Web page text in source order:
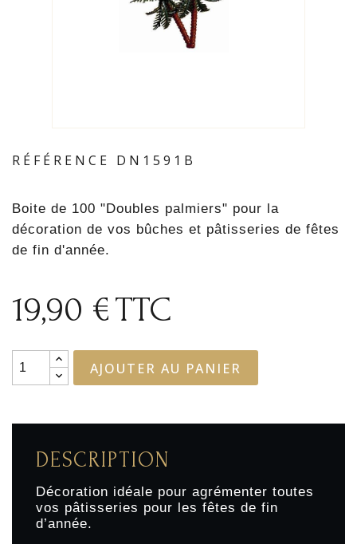
RÉFÉRENCE DN1591B
Boite de 100 "Doubles palmiers" pour la
décoration de vos bûches et pâtisseries de fêtes
de fin d'année.
19,90 €TTC
AJOUTER AU PANIER
DESCRIPTION
Décoration idéale pour agrémenter toutes
vos pâtisseries pour les fêtes de fin
d’année.